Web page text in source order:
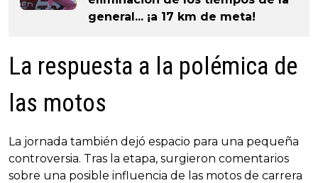
general... ¡a 17 km de meta!
La respuesta a la polémica de
las motos
La jornada también dejó espacio para una pequeña
controversia. Tras la etapa, surgieron comentarios
sobre una posible influencia de las motos de carrera